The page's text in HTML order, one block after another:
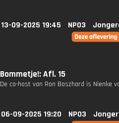
13-09-2025 19:45 NPO3
Bommetje!: Afl. 15
De co-host van Ron Boszhard is Nienke
06-09-2025 19:20 NPO3